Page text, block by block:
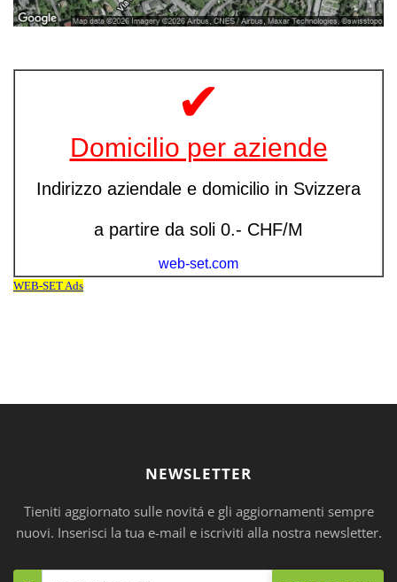
NEWSLETTER
Tieniti aggiornato sulle novitá e gli aggiornamenti sempre
nuovi. Inserisci la tua e-mail e iscriviti alla nostra newsletter.